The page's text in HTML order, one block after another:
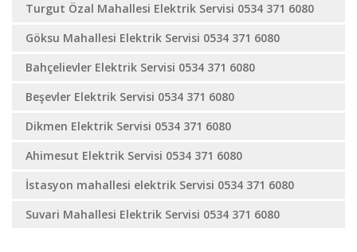
Turgut Özal Mahallesi Elektrik Servisi 0534 371 6080
Göksu Mahallesi Elektrik Servisi 0534 371 6080
Bahçelievler Elektrik Servisi 0534 371 6080
Beşevler Elektrik Servisi 0534 371 6080
Dikmen Elektrik Servisi 0534 371 6080
Ahimesut Elektrik Servisi 0534 371 6080
İstasyon mahallesi elektrik Servisi 0534 371 6080
Suvari Mahallesi Elektrik Servisi 0534 371 6080